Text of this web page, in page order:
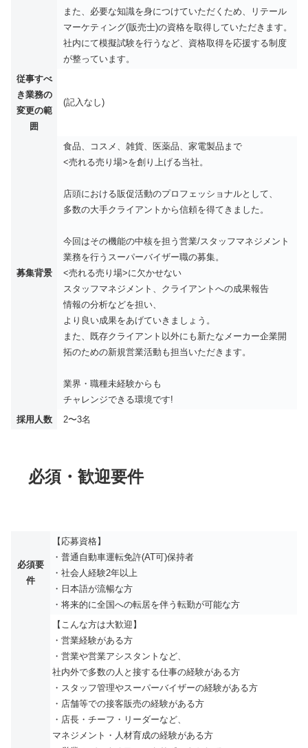
また、必要な知識を身につけていただくため、リテール
マーケティング(販売士)の資格を取得していただきます。
社内にて模擬試験を行うなど、資格取得を応援する制度
が整っています。
従事すべ
き業務の
変更の範
囲
(記入なし)
募集背景
食品、コスメ、雑貨、医薬品、家電製品まで
<売れる売り場>を創り上げる当社。
店頭における販促活動のプロフェッショナルとして、
多数の大手クライアントから信頼を得てきました。
今回はその機能の中核を担う営業/スタッフマネジメント
業務を行うスーパーバイザー職の募集。
<売れる売り場>に欠かせない
スタッフマネジメント、クライアントへの成果報告
情報の分析などを担い、
より良い成果をあげていきましょう。
また、既存クライアント以外にも新たなメーカー企業開
拓のための新規営業活動も担当いただきます。
業界・職種未経験からも
チャレンジできる環境です!
採用人数
2〜3名
必須・歓迎要件
必須要
件
【応募資格】
・普通自動車運転免許(AT可)保持者
・社会人経験2年以上
・日本語が流暢な方
・将来的に全国への転居を伴う転勤が可能な方
【こんな方は大歓迎】
・営業経験がある方
・営業や営業アシスタントなど、
社内外で多数の人と接する仕事の経験がある方
・スタッフ管理やスーパーバイザーの経験がある方
・店舗等での接客販売の経験がある方
・店長・チーフ・リーダーなど、
マネジメント・人材育成の経験がある方